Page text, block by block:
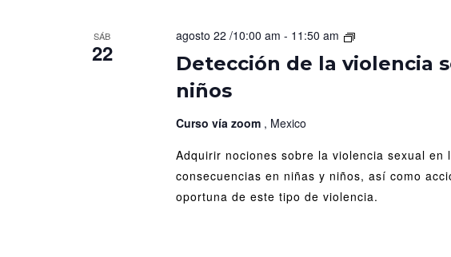
SÁB
22
Detección de la violencia
niños
agosto 22 /10:00 am - 11:50 am
Detección
de
la
y
niños
Curso vía zoom , Mexico
Adquirir nociones sobre la violencia sexual en
consecuencias en niñas y niños, así como
oportuna de este tipo de violencia.